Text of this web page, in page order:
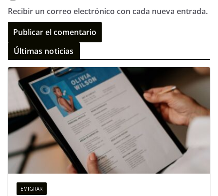
Recibir un correo electrónico con cada nueva entrada.
Últimas noticias
EMIGRAR